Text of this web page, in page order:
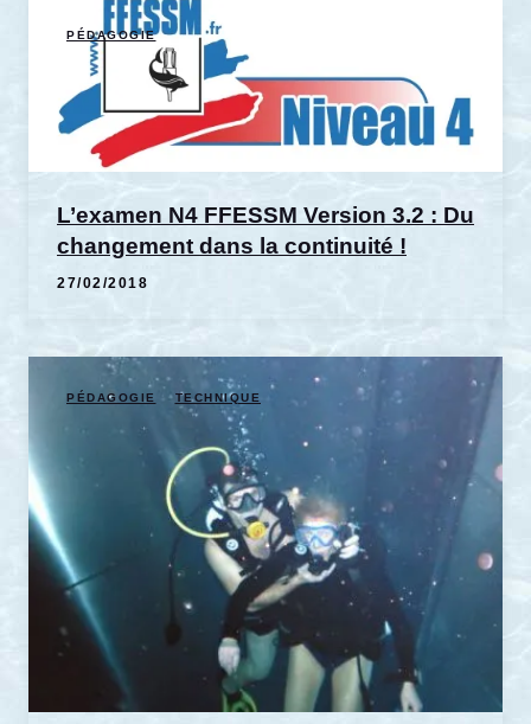
PÉDAGOGIE
L’examen N4 FFESSM Version 3.2 : Du
changement dans la continuité !
27/02/2018
PÉDAGOGIE TECHNIQUE